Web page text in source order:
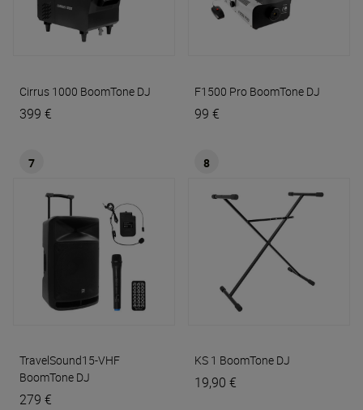
Cirrus 1000 BoomTone DJ
399 €
F1500 Pro BoomTone DJ
99 €
7
TravelSound15-VHF
BoomTone DJ
279 €
8
KS 1 BoomTone DJ
19,90 €